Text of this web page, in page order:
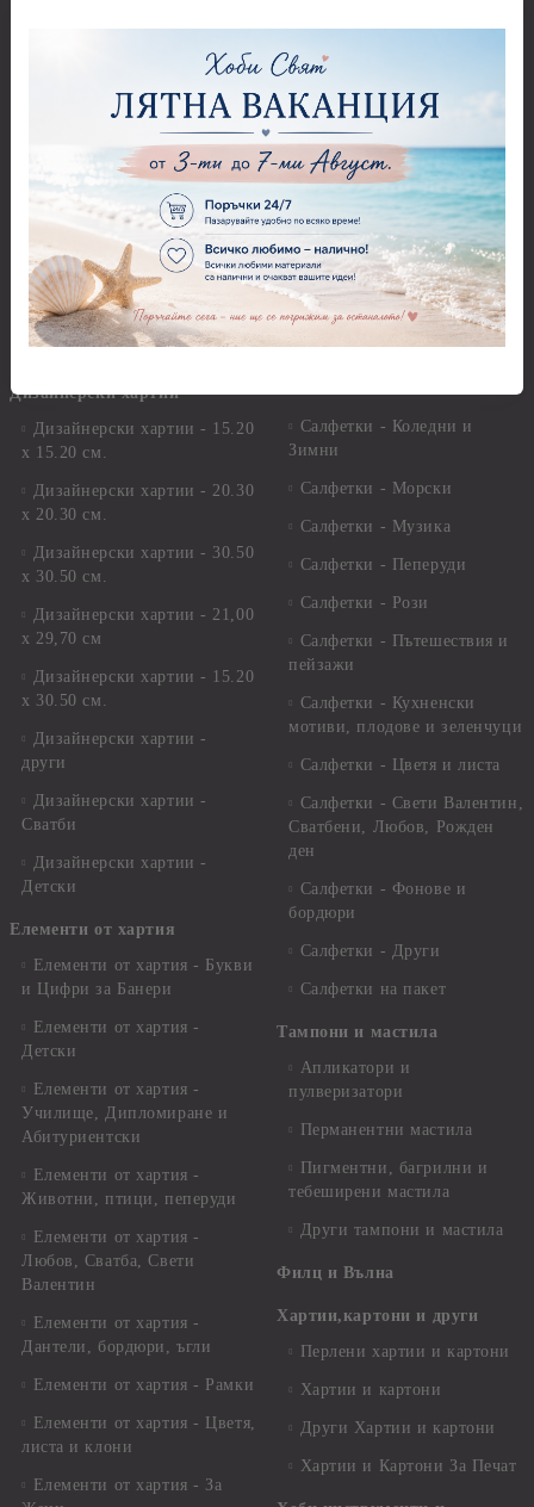
Грунд, Основи, Релефни
Варак, Шлак метал, Фолио,
Лакове и защитни покрития
Лепила
Краклета и медиуми
Шаблони
Инструменти и пособия
Дизайнерски хартии
Дизайнерски хартии - 15.20
х 15.20 см.
Дизайнерски хартии - 20.30
х 20.30 см.
Дизайнерски хартии - 30.50
х 30.50 см.
Дизайнерски хартии - 21,00
х 29,70 см
Дизайнерски хартии - 15.20
x 30.50 см.
Дизайнерски хартии -
други
Дизайнерски хартии -
Сватби
Дизайнерски хартии -
Детски
Елементи от хартия
Елементи от хартия - Букви
и Цифри за Банери
Елементи от хартия -
Детски
Елементи от хартия -
Училище, Дипломиране и
Абитуриентски
Елементи от хартия -
Животни, птици, пеперуди
Елементи от хартия -
Любов, Сватба, Свети
Валентин
Елементи от хартия -
Дантели, бордюри, ъгли
Елементи от хартия - Рамки
Елементи от хартия - Цветя,
листа и клони
Елементи от хартия - За
Платна за рисуване
Стативи и поставки
Четки и инструменти
Моливи, акварелни
комплекти
Свещи
Салфетки
Салфетки - Великден
Салфетки - Детски
Салфетки - Коледни и
Зимни
Салфетки - Морски
Салфетки - Музика
Салфетки - Пеперуди
Салфетки - Рози
Салфетки - Пътешествия и
пейзажи
Салфетки - Кухненски
мотиви, плодове и зеленчуци
Салфетки - Цветя и листа
Салфетки - Свети Валентин,
Сватбени, Любов, Рожден
ден
Салфетки - Фонове и
бордюри
Салфетки - Други
Салфетки на пакет
Тампони и мастила
Апликатори и
пулверизатори
Перманентни мастила
Пигментни, багрилни и
тебеширени мастила
Други тампони и мастила
Филц и Вълна
Хартии,картони и други
Перлени хартии и картони
Хартии и картони
Други Хартии и картони
Хартии и Картони За Печат